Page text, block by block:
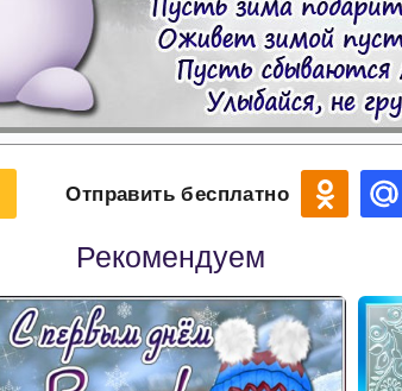
Отправить бесплатно
Рекомендуем